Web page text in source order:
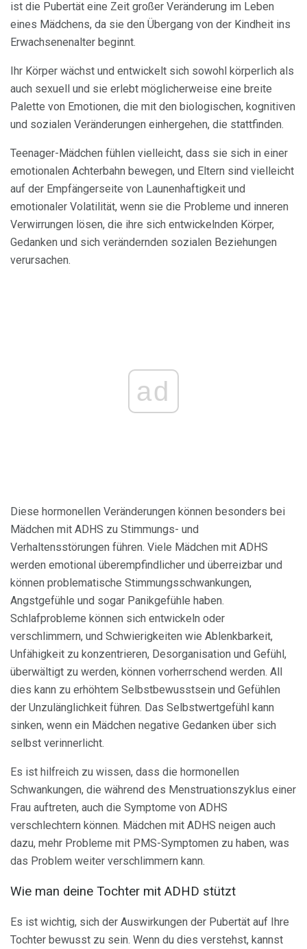
ist die Pubertät eine Zeit großer Veränderung im Leben
eines Mädchens, da sie den Übergang von der Kindheit ins
Erwachsenenalter beginnt.
Ihr Körper wächst und entwickelt sich sowohl körperlich als
auch sexuell und sie erlebt möglicherweise eine breite
Palette von Emotionen, die mit den biologischen, kognitiven
und sozialen Veränderungen einhergehen, die stattfinden.
Teenager-Mädchen fühlen vielleicht, dass sie sich in einer
emotionalen Achterbahn bewegen, und Eltern sind vielleicht
auf der Empfängerseite von Launenhaftigkeit und
emotionaler Volatilität, wenn sie die Probleme und inneren
Verwirrungen lösen, die ihre sich entwickelnden Körper,
Gedanken und sich verändernden sozialen Beziehungen
verursachen.
ad
Diese hormonellen Veränderungen können besonders bei
Mädchen mit ADHS zu Stimmungs- und
Verhaltensstörungen führen. Viele Mädchen mit ADHS
werden emotional überempfindlicher und überreizbar und
können problematische Stimmungsschwankungen,
Angstgefühle und sogar Panikgefühle haben.
Schlafprobleme können sich entwickeln oder
verschlimmern, und Schwierigkeiten wie Ablenkbarkeit,
Unfähigkeit zu konzentrieren, Desorganisation und Gefühl,
überwältigt zu werden, können vorherrschend werden. All
dies kann zu erhöhtem Selbstbewusstsein und Gefühlen
der Unzulänglichkeit führen. Das Selbstwertgefühl kann
sinken, wenn ein Mädchen negative Gedanken über sich
selbst verinnerlicht.
Es ist hilfreich zu wissen, dass die hormonellen
Schwankungen, die während des Menstruationszyklus einer
Frau auftreten, auch die Symptome von ADHS
verschlechtern können. Mädchen mit ADHS neigen auch
dazu, mehr Probleme mit PMS-Symptomen zu haben, was
das Problem weiter verschlimmern kann.
Wie man deine Tochter mit ADHD stützt
Es ist wichtig, sich der Auswirkungen der Pubertät auf Ihre
Tochter bewusst zu sein. Wenn du dies verstehst, kannst